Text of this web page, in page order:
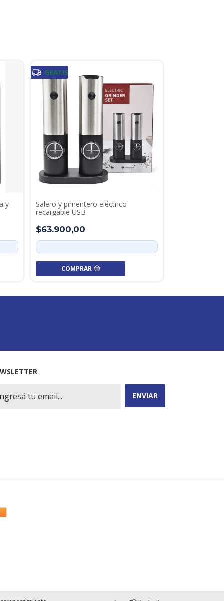
y
GRATIS
Salero y pimentero eléctrico
recargable USB
$63.900,00
COMPRAR